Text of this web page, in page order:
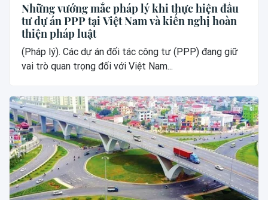
Những vướng mắc pháp lý khi thực hiện đầu
tư dự án PPP tại Việt Nam và kiến nghị hoàn
thiện pháp luật
(Pháp lý). Các dự án đối tác công tư (PPP) đang giữ
vai trò quan trọng đối với Việt Nam...